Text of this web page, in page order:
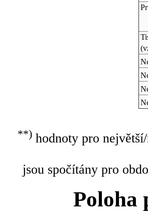
**)hodnoty pro
jsou spočítány pro
Poloha